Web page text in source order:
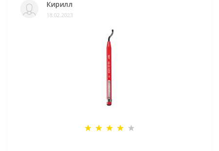
Кирилл
18.02.2023